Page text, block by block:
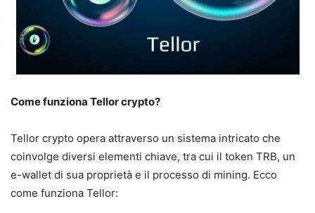
Come funziona Tellor crypto?
Tellor crypto opera attraverso un sistema intricato che
coinvolge diversi elementi chiave, tra cui il token TRB, un
e-wallet di sua proprietà e il processo di mining. Ecco
come funziona Tellor: